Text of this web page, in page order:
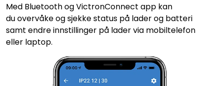
Med Bluetooth og VictronConnect app kan
du overvåke og sjekke status på lader og batteri
samt endre innstillinger på lader via mobiltelefon
eller laptop.